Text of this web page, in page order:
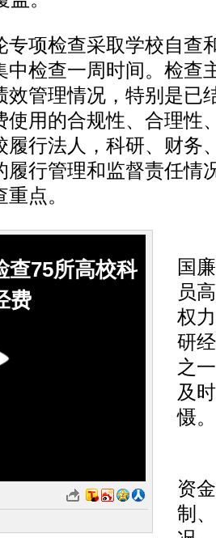
项检查采取学校自查
中检查一周时间。检查
效管理情况，特别是已
使用的合规性、合理性
履行法人，科研、财务
履行管理和监督责任情
点。
查75所高校科
费
国
员
权
研
之
及
慑。
资
制